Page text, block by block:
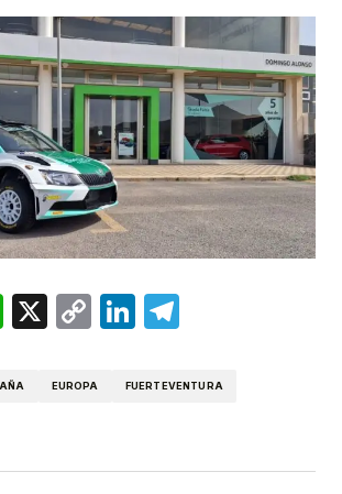
WhatsApp
X
CopyLinkedIn
EUROPA FUERTEVENTURA